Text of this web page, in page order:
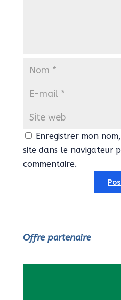
Enregistrer mon
site dans le navigateur
commentaire.
Offre partenaire